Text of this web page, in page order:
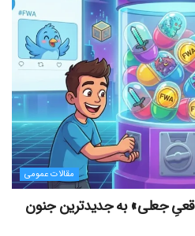
مقالات عمومی
جعلی» به جدیدترین جنون